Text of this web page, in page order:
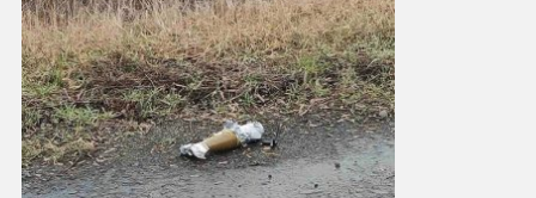
13:05 сьогодні